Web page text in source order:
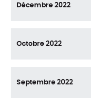
Décembre 2022
Octobre 2022
Septembre 2022